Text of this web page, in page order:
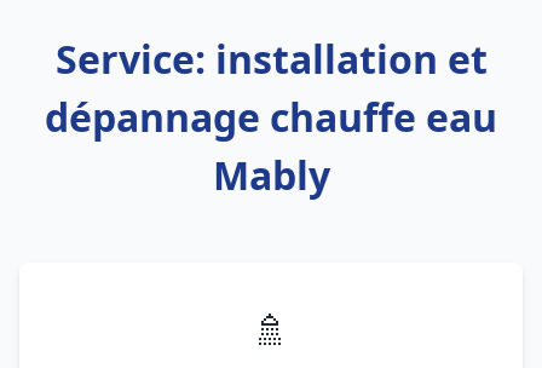
Service: installation et
dépannage chauffe eau
Mably
🚿